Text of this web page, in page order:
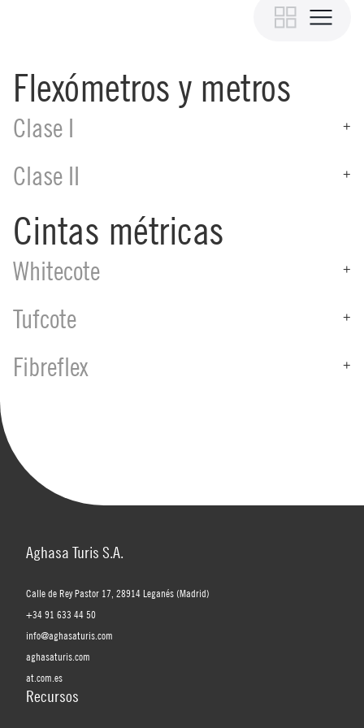
Flexómetros y metros
Clase I +
Clase II +
Cintas métricas
Whitecote +
Tufcote +
Fibreflex +
Aghasa Turis S.A.
Calle de Rey Pastor 17, 28914 Leganés (Madrid)
+34 91 633 44 50
info@aghasaturis.com
aghasaturis.com
at.com.es
Recursos